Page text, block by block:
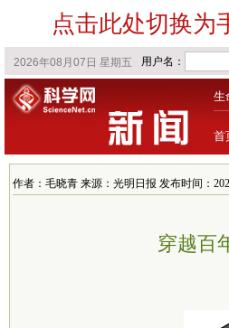
点击此处切换为
生
首
作者：毛晓青 来源：光明日报 发布时间：
穿越百